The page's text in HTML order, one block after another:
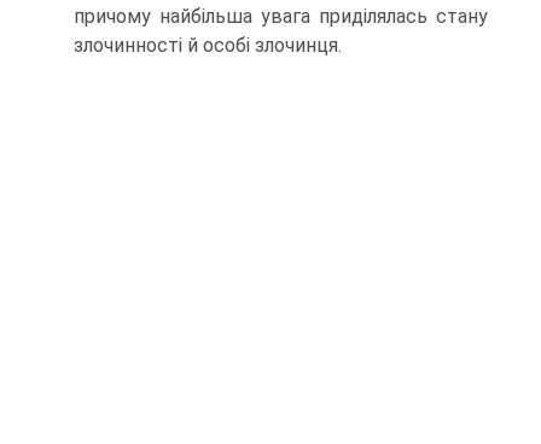
причому найбільша увага приділялась стану
злочинності й особі злочинця.